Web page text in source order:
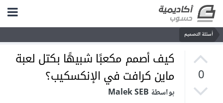
أسئلة التصميم
0
كيف أصمم مكعبًا شبيهًا بكتل لعبة
ماين كرافت في الإنكسكيب؟
بواسطة Malek SEB